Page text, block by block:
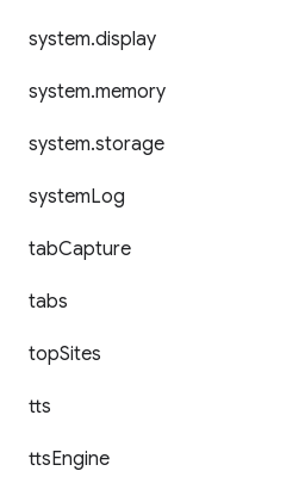
system.display
system.memory
system.storage
systemLog
tabCapture
tabs
topSites
tts
ttsEngine